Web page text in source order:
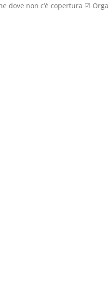
dove non c’è copertura ☑